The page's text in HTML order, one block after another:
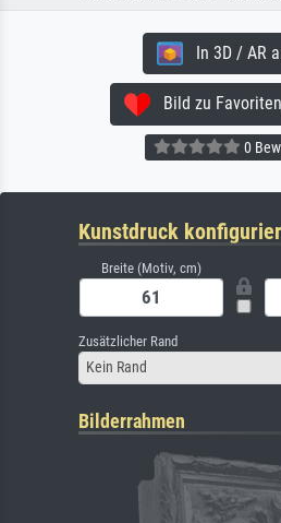
In 3D / AR
Bild zu
0
Kunstdruck
Breite (Motiv, cm)
Zusätzlicher Rand
Kein Rand
Bilderrahmen